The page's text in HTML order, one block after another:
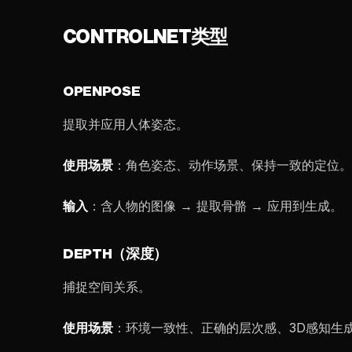
CONTROLNET类型
OPENPOSE
提取并应用人体姿态。
使用场景 ：角色姿态、动作场景、保持一致的定位。
输入 ：含人物的图像 → 提取骨骼 → 应用到生成。
DEPTH（深度）
捕捉空间关系。
使用场景 ：环境一致性、正确的层次感、3D感知生